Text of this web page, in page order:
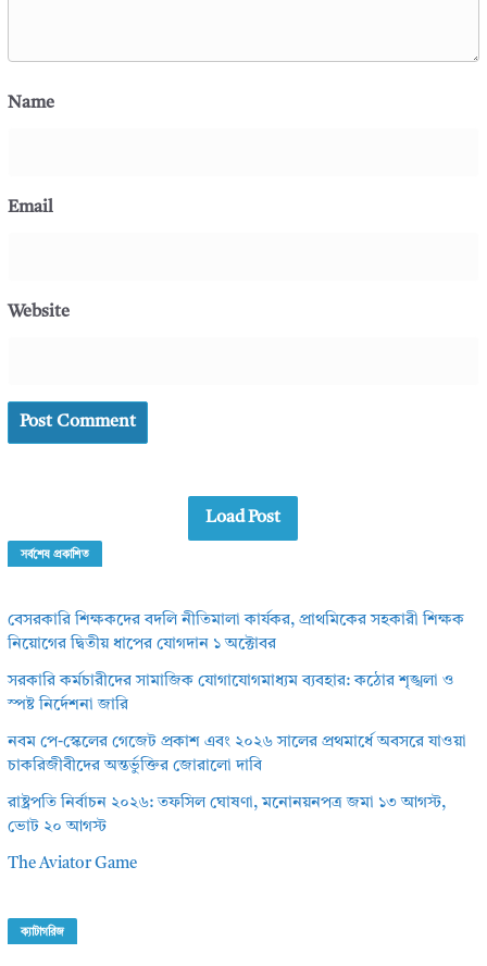
Name
Email
Website
Load Post
সর্বশেষ প্রকাশিত
বেসরকারি শিক্ষকদের বদলি নীতিমালা কার্যকর, প্রাথমিকের সহকারী শিক্ষক
নিয়োগের দ্বিতীয় ধাপের যোগদান ১ অক্টোবর
সরকারি কর্মচারীদের সামাজিক যোগাযোগমাধ্যম ব্যবহার: কঠোর শৃঙ্খলা ও
স্পষ্ট নির্দেশনা জারি
নবম পে-স্কেলের গেজেট প্রকাশ এবং ২০২৬ সালের প্রথমার্ধে অবসরে যাওয়া
চাকরিজীবীদের অন্তর্ভুক্তির জোরালো দাবি
রাষ্ট্রপতি নির্বাচন ২০২৬: তফসিল ঘোষণা, মনোনয়নপত্র জমা ১৩ আগস্ট,
ভোট ২০ আগস্ট
The Aviator Game
ক্যাটাগরিজ